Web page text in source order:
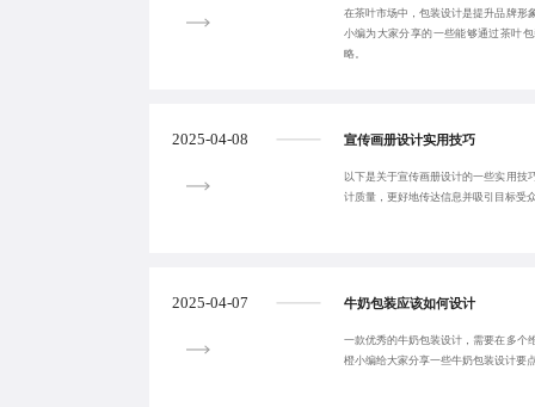
在茶叶市场中，包装设计是提升品牌形
小编为大家分享的一些能够通过茶叶
略。
2025-04-08 宣传画册设计实用技巧
以下是关于宣传画册设计的一些实用技
计质量，更好地传达信息并吸引目标受
2025-04-07 牛奶包装应该如何设计
一款优秀的牛奶包装设计，需要在多个
橙小编给大家分享一些牛奶包装设计要